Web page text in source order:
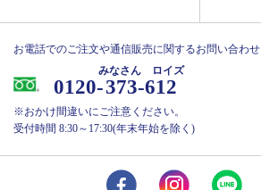
お電話でのご注文や通信販売に関するお問い合わせ
0120-373-612
みなさん ロイズ
※おかけ間違いにご注意ください。
受付時間 8:30～17:30(年末年始を除く)